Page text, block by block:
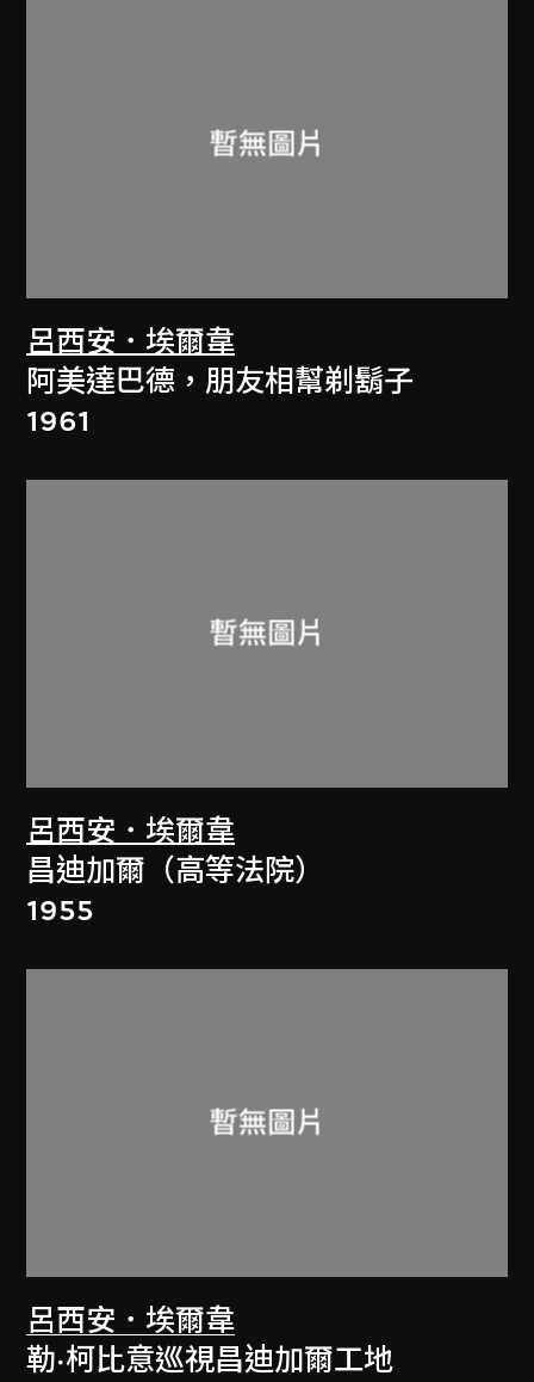
呂西安．埃爾韋
阿美達巴德，朋友相幫剃鬍子
1961
呂西安．埃爾韋
昌迪加爾（高等法院）
1955
呂西安．埃爾韋
勒·柯比意巡視昌迪加爾工地